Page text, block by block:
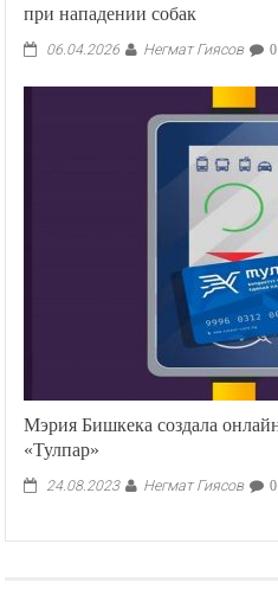
при нападении собак
06.04.2026 Негмат Гиясов 0
Мэрия Бишкека создала
«Тулпар»
24.08.2023 Негмат Гиясов 0